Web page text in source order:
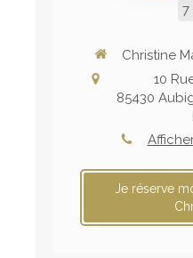
7
Christine
10
85430
Je réserve